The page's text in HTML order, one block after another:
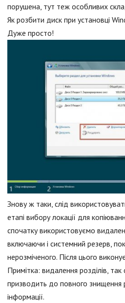
порушена, тут теж особливих
Як розбити диск при установці
Дуже просто!
Знову ж таки, слід
етапі вибору локації для
спочатку використовуємо
включаючи і системний резерв,
нерозміченого. Після цього
Примітка: видалення розділів,
призводить до повного знищення
інформації.